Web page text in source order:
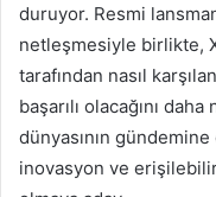
duruyor. Resmi
netleşmesiyle birlikte,
tarafından nasıl
başarılı olacağını
dünyasının
inovasyon ve